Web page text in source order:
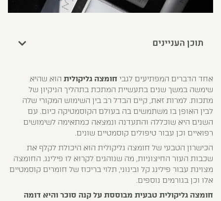
תוכן העניינים
אחד הדברים המפתיעים לגבי חומצה גליקולית הוא שהיא
שימשה במשך שנים בתעשיית המתכת בתהליך הניקיון של
מתכות. למרות זאת, קיים הבדל רב בין השימוש המקורי שלה
לבין האופן בו משתמשים בה בעולם הקוסמטיקה כיום. עם
השנים היא שוכללה והתעדנה ונמצאה כמתאימה לשימושים
רפואיים וכן עבור טיפולים קוסמטיים שונים.
הכישרון הטבעי של חומצה גליקולית הוא היכולת לקלף את
שכבות העור החיצוניות, מה שנוהגים לקרוא לו פילינג. החומצה
מצוינת עבור פילינג קל ובינוני, תלוי בריכוז של חומרים קוסמטיים
אלו וכן בגורמים נוספים.
חומצה גליקולית טבעית מבוססת על קנה סוכר והיא דומה